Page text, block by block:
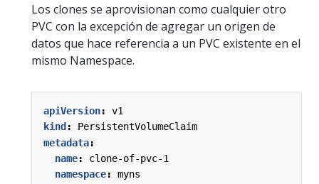
Los clones se aprovisionan como cualquier otro
PVC con la excepción de agregar un origen de
datos que hace referencia a un PVC existente en el
mismo Namespace.
apiVersion:
v1
kind :
PersistentVolumeClaim
metadata:
name:
clone-of-pvc-1
namespace:
myns